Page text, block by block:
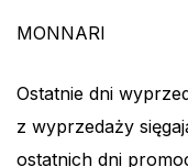
MONNARI
Ostatnie dni
z wyprzedaży
ostatnich dni